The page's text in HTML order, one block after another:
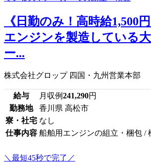
《日勤のみ！高時給1,500
エンジンを製造している
ー...
株式会社グロップ 四国・九州営業本部
給与 月収例241,290円
勤務地
香川県 高松市
寮・社宅 なし
仕事内容 船舶用エンジンの組立・梱包 /
＼最短45秒で完了／